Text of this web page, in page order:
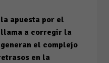
apuesta por el
a corregir la
el complejo
en la